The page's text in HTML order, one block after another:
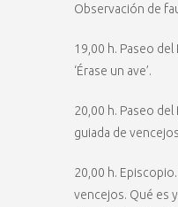
Observación de
19,00 h. Paseo
‘Érase un ave’.
20,00 h. Paseo
guiada de
20,00 h.
vencejos. Qué es